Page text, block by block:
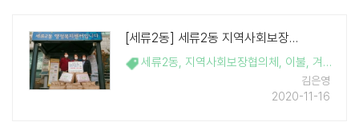
[세류2동] 세류2동 지역사회보장협의체, 따뜻한 겨울나기를 위한 취약계층 이..
세류2동, 지역사회보장협의체 , 이불, 겨울나기
김은영
2020-11-16